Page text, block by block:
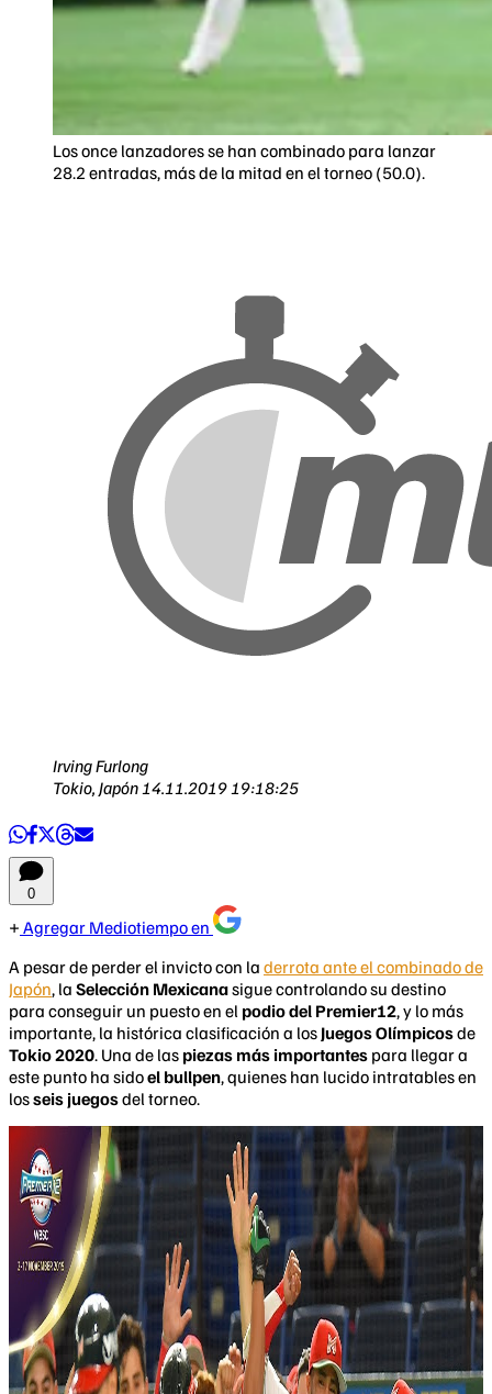
Los once lanzadores se han combinado para lanzar
28.2 entradas, más de la mitad en el torneo (50.0).
Irving Furlong
Tokio, Japón 14.11.2019 19:18:25
0
Agregar Mediotiempo en
A pesar de perder el invicto con la derrota ante el combinado de
Japón, la Selección Mexicanasigue controlando su destino
para conseguir un puesto en el podio del Premier12, y lo más
importante, la histórica clasificación a los Juegos Olímpicosde
Tokio 2020. Una de las piezas más importantes para llegar a
este punto ha sidoel bullpen, quienes han lucido intratables en
losseis juegosdel torneo.